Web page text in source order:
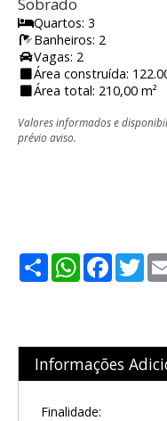
Quartos: 3
Banheiros: 2
Vagas: 2
Área construída:
Área total: 210,00 m²
Valores informados e
prévio aviso.
ShareWhatsApp
Informações
Finalidade: